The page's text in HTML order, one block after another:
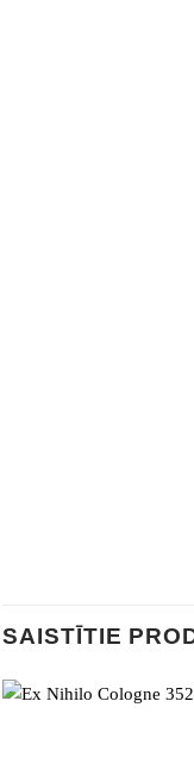
SAISTĪTIE